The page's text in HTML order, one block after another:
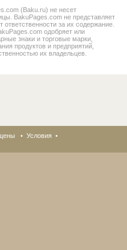
(Baku.ru) не несет
BakuPages.com не представляет
за их содержание.
одобряет или
знаки и торговые марки,
продуктов и предприятий,
их владельцев.
• Условия •